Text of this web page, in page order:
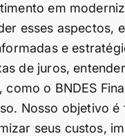
em
esses aspectos,
e
de juros,
o BNDES
Nosso objetivo
seus custos,